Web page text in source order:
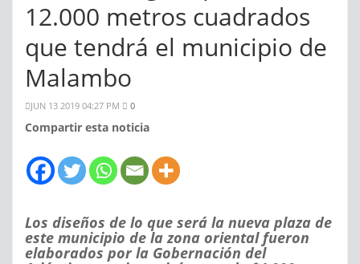
12.000 metros cuadrados
que tendrá el municipio de
Malambo
JUN 13 2019 04:27 PM 0
Compartir esta noticia
Los diseños de lo que será la nueva plaza de
este municipio de la zona oriental fueron
elaborados por la Gobernación del